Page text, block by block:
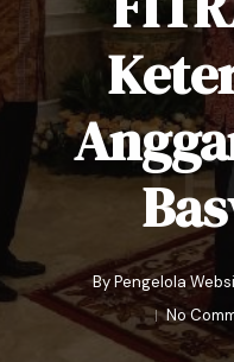
By Pengelola
No